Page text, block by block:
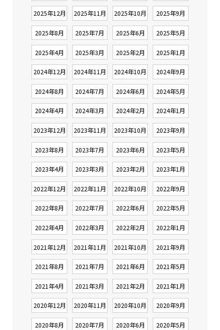
2025年12月 2025年11月 2025年10月 2025年9月
2025年8月 2025年7月 2025年6月 2025年5月
2025年4月 2025年3月 2025年2月 2025年1月
2024年12月 2024年11月 2024年10月 2024年9月
2024年8月 2024年7月 2024年6月 2024年5月
2024年4月 2024年3月 2024年2月 2024年1月
2023年12月 2023年11月 2023年10月 2023年9月
2023年8月 2023年7月 2023年6月 2023年5月
2023年4月 2023年3月 2023年2月 2023年1月
2022年12月 2022年11月 2022年10月 2022年9月
2022年8月 2022年7月 2022年6月 2022年5月
2022年4月 2022年3月 2022年2月 2022年1月
2021年12月 2021年11月 2021年10月 2021年9月
2021年8月 2021年7月 2021年6月 2021年5月
2021年4月 2021年3月 2021年2月 2021年1月
2020年12月 2020年11月 2020年10月 2020年9月
2020年8月 2020年7月 2020年6月 2020年5月